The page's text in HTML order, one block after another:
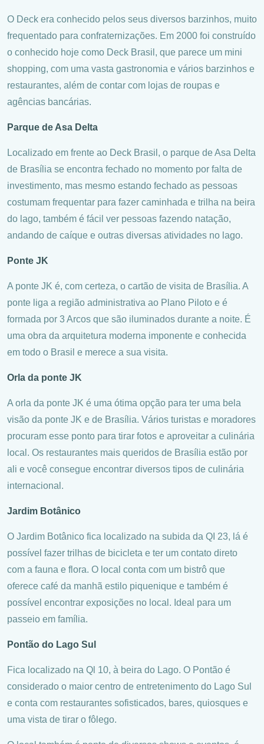
O Deck era conhecido pelos seus diversos barzinhos, muito
frequentado para confraternizações. Em 2000 foi construído
o conhecido hoje como Deck Brasil, que parece um mini
shopping, com uma vasta gastronomia e vários barzinhos e
restaurantes, além de contar com lojas de roupas e
agências bancárias.
Parque de Asa Delta
Localizado em frente ao Deck Brasil, o parque de Asa Delta
de Brasília se encontra fechado no momento por falta de
investimento, mas mesmo estando fechado as pessoas
costumam frequentar para fazer caminhada e trilha na beira
do lago, também é fácil ver pessoas fazendo natação,
andando de caíque e outras diversas atividades no lago.
Ponte JK
A ponte JK é, com certeza, o cartão de visita de Brasília. A
ponte liga a região administrativa ao Plano Piloto e é
formada por 3 Arcos que são iluminados durante a noite. É
uma obra da arquitetura moderna imponente e conhecida
em todo o Brasil e merece a sua visita.
Orla da ponte JK
A orla da ponte JK é uma ótima opção para ter uma bela
visão da ponte JK e de Brasília. Vários turistas e moradores
procuram esse ponto para tirar fotos e aproveitar a culinária
local. Os restaurantes mais queridos de Brasília estão por
ali e você consegue encontrar diversos tipos de culinária
internacional.
Jardim Botânico
O Jardim Botânico fica localizado na subida da QI 23, lá é
possível fazer trilhas de bicicleta e ter um contato direto
com a fauna e flora. O local conta com um bistrô que
oferece café da manhã estilo piquenique e também é
possível encontrar exposições no local. Ideal para um
passeio em família.
Pontão do Lago Sul
Fica localizado na Ql 10, à beira do Lago. O Pontão é
considerado o maior centro de entretenimento do Lago Sul
e conta com restaurantes sofisticados, bares, quiosques e
uma vista de tirar o fôlego.